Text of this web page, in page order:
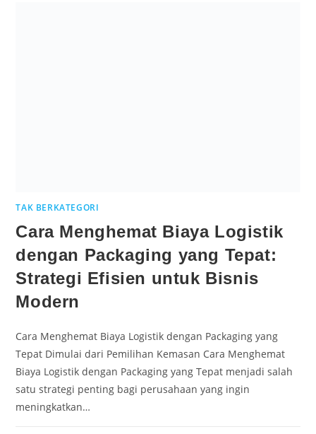
TAK BERKATEGORI
Cara Menghemat Biaya Logistik
dengan Packaging yang Tepat:
Strategi Efisien untuk Bisnis
Modern
Cara Menghemat Biaya Logistik dengan Packaging yang
Tepat Dimulai dari Pemilihan Kemasan Cara Menghemat
Biaya Logistik dengan Packaging yang Tepat menjadi salah
satu strategi penting bagi perusahaan yang ingin
meningkatkan…